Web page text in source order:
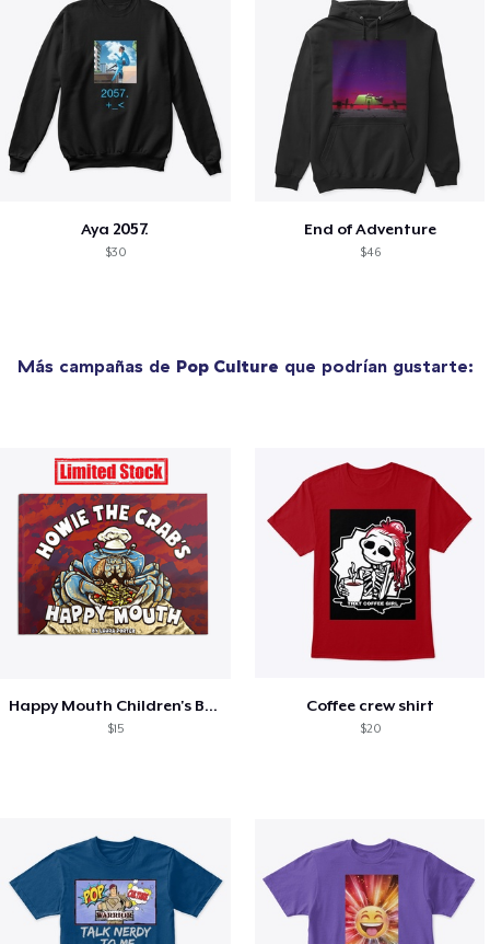
Aya 2057.
$30
End of Adventure
$46
Más campañas de Pop Culture que podrían gustarte:
Happy Mouth Children's Book
$15
Coffee crew shirt
$20